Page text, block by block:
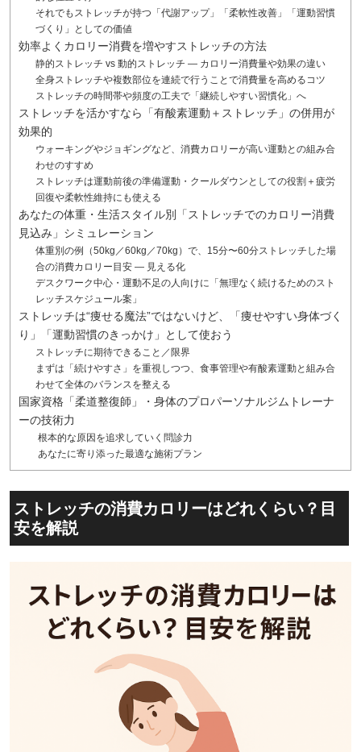
それでもストレッチが持つ「代謝アップ」「柔軟性改善」「運動習慣
づくり」としての価値
効率よくカロリー消費を増やすストレッチの方法
静的ストレッチ vs 動的ストレッチ — カロリー消費量や効果の違い
全身ストレッチや複数部位を連続で行うことで消費量を高めるコツ
ストレッチの時間帯や頻度の工夫で「継続しやすい習慣化」へ
ストレッチを活かすなら「有酸素運動＋ストレッチ」の併用が
効果的
ウォーキングやジョギングなど、消費カロリーが高い運動との組み合
わせのすすめ
ストレッチは運動前後の準備運動・クールダウンとしての役割＋疲労
回復や柔軟性維持にも使える
あなたの体重・生活スタイル別「ストレッチでのカロリー消費
見込み」シミュレーション
体重別の例（50kg／60kg／70kg）で、15分〜60分ストレッチした場
合の消費カロリー目安 — 見える化
デスクワーク中心・運動不足の人向けに「無理なく続けるためのスト
レッチスケジュール案」
ストレッチは“痩せる魔法”ではないけど、「痩せやすい身体づく
り」「運動習慣のきっかけ」として使おう
ストレッチに期待できること／限界
まずは「続けやすさ」を重視しつつ、食事管理や有酸素運動と組み合
わせて全体のバランスを整える
国家資格「柔道整復師」・身体のプロパーソナルジムトレーナ
ーの技術力
根本的な原因を追求していく問診力
あなたに寄り添った最適な施術プラン
ストレッチの消費カロリーはどれくらい？目
安を解説